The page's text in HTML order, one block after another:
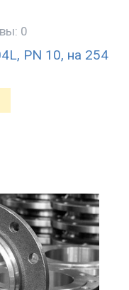
0
PN 10, на 254